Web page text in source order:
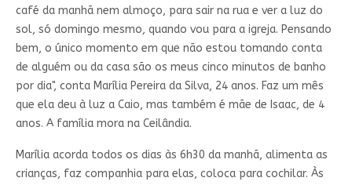
café da manhã nem almoço, para sair na rua e ver a luz do
sol, só domingo mesmo, quando vou para a igreja. Pensando
bem, o único momento em que não estou tomando conta
de alguém ou da casa são os meus cinco minutos de banho
por dia", conta Marília Pereira da Silva, 24 anos. Faz um mês
que ela deu à luz a Caio, mas também é mãe de Isaac, de 4
anos. A família mora na Ceilândia.
Marília acorda todos os dias às 6h30 da manhã, alimenta as
crianças, faz companhia para elas, coloca para cochilar. Às